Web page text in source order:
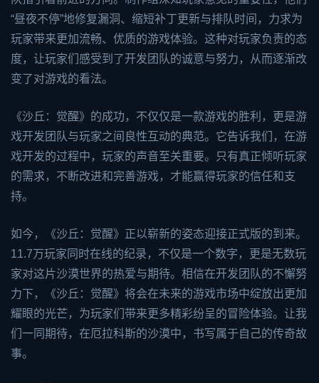
“昼夜不停”地修复漏洞、缩短补丁更新与排队时间，力求为
玩家带来更加流畅、优质的游戏体验。这种对玩家负责的态
度，让玩家们感受到了开发团队的诚意与努力，从而逐渐改
变了对游戏的看法。
《沙丘：觉醒》的成功，不仅仅是一款游戏的胜利，更是游
戏开发团队与玩家之间良性互动的典范。它告诉我们，在游
戏开发的过程中，玩家的声音至关重要。只有真正倾听玩家
的需求，不断改进和完善游戏，才能赢得玩家的信任和支
持。
如今，《沙丘：觉醒》正以崭新的姿态迎接正式版的到来。
11.7万玩家同时在线的纪录，不仅是一个数字，更是无数玩
家对这片沙漠世界的热爱与期待。相信在开发团队的不懈努
力下，《沙丘：觉醒》将会在未来的游戏市场中绽放出更加
耀眼的光芒，为玩家们带来更多精彩纷呈的冒险体验。让我
们一同期待，在厄拉科斯的沙漠中，书写属于自己的传奇故
事。